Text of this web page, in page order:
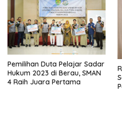
Pemilihan Duta Pelajar Sadar
Hukum 2023 di Berau, SMAN
4 Raih Juara Pertama